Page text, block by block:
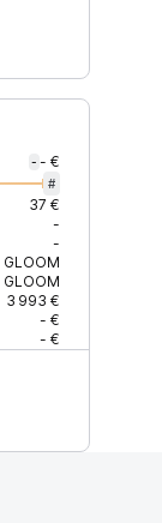
- - €
#
37 €
-
-
GLOOM
GLOOM
3 993 €
- €
- €